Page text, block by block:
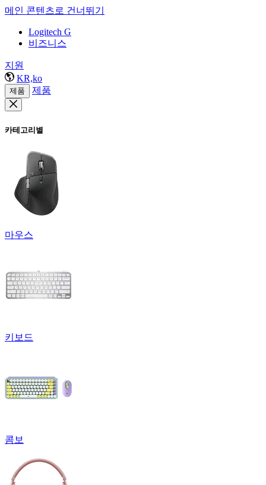
메인 콘텐츠로 건너뛰기
Logitech G
비즈니스
지원
KR,ko
제품 제품
카테고리별
마우스
키보드
콤보